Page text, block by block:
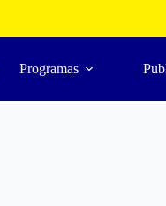
Programas